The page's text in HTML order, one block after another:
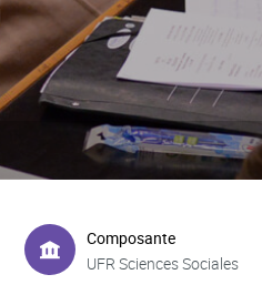
Composante
UFR Sciences Sociales